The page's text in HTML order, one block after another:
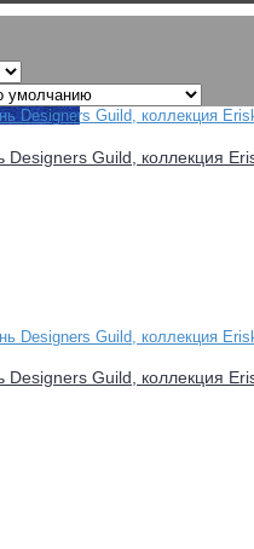
Designers Guild, коллекция
Designers Guild, коллекция